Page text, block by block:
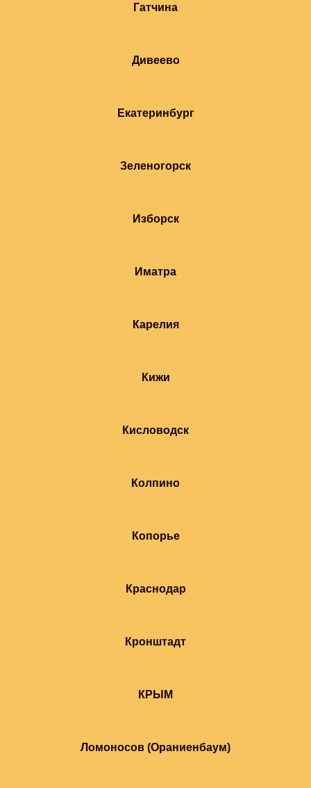
Гатчина
Дивеево
Екатеринбург
Зеленогорск
Изборск
Иматра
Карелия
Кижи
Кисловодск
Колпино
Копорье
Краснодар
Кронштадт
КРЫМ
Ломоносов (Ораниенбаум)